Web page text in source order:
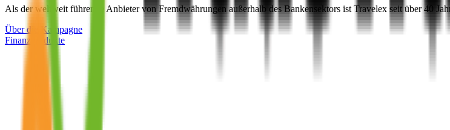
Als der weltweit führende Anbieter von Fremdwährungen außerhalb des Bankensektors ist Travelex seit über 40
Über die Kampagne
Finanzprodukte